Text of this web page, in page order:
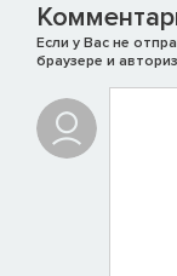
Если у Вас не
браузере и